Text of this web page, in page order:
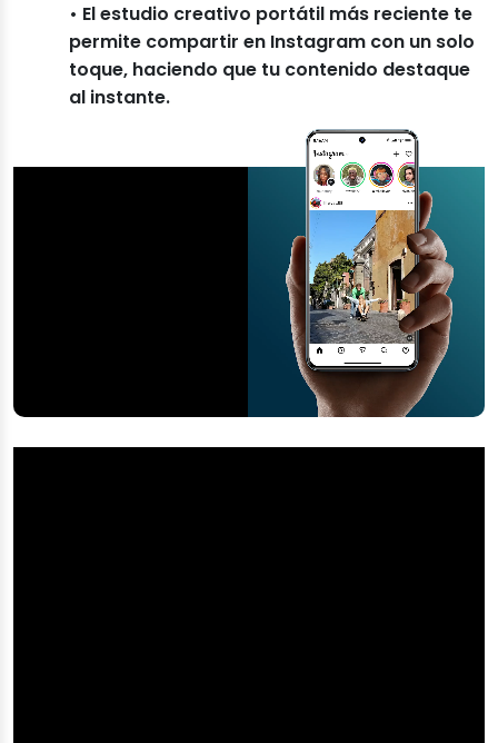
• El estudio creativo portátil más reciente te
permite compartir en Instagram con un solo
toque, haciendo que tu contenido destaque
al instante.